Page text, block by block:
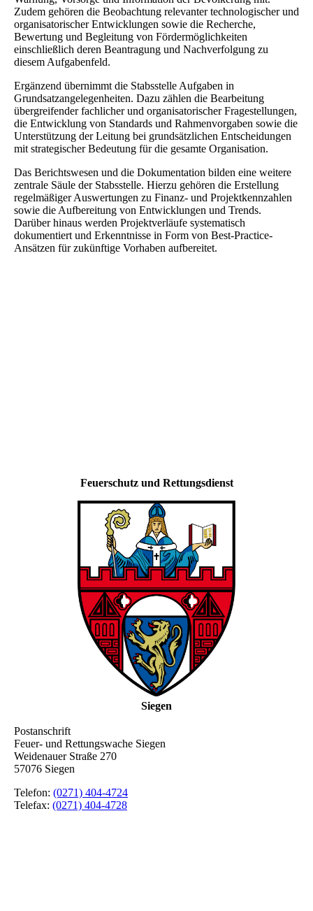
Zudem gehören die Beobachtung relevanter technologischer und
organisatorischer Entwicklungen sowie die Recherche,
Bewertung und Begleitung von Fördermöglichkeiten
einschließlich deren Beantragung und Nachverfolgung zu
diesem Aufgabenfeld.
Ergänzend übernimmt die Stabsstelle Aufgaben in
Grundsatzangelegenheiten. Dazu zählen die Bearbeitung
übergreifender fachlicher und organisatorischer Fragestellungen,
die Entwicklung von Standards und Rahmenvorgaben sowie die
Unterstützung der Leitung bei grundsätzlichen Entscheidungen
mit strategischer Bedeutung für die gesamte Organisation.
Das Berichtswesen und die Dokumentation bilden eine weitere
zentrale Säule der Stabsstelle. Hierzu gehören die Erstellung
regelmäßiger Auswertungen zu Finanz- und Projektkennzahlen
sowie die Aufbereitung von Entwicklungen und Trends.
Darüber hinaus werden Projektverläufe systematisch
dokumentiert und Erkenntnisse in Form von Best-Practice-
Ansätzen für zukünftige Vorhaben aufbereitet.
Feuerschutz und Rettungsdienst
Siegen
Postanschrift
Feuer- und Rettungswache Siegen
Weidenauer Straße 270
57076 Siegen
Telefon: (0271) 404-4724
Telefax: (0271) 404-4728